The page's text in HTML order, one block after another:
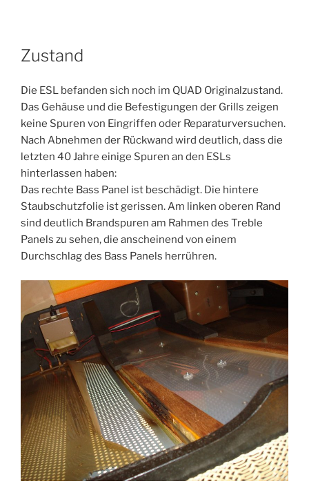
Zustand
Die ESL befanden sich noch im QUAD Originalzustand.
Das Gehäuse und die Befestigungen der Grills zeigen
keine Spuren von Eingriffen oder Reparaturversuchen.
Nach Abnehmen der Rückwand wird deutlich, dass die
letzten 40 Jahre einige Spuren an den ESLs
hinterlassen haben:
Das rechte Bass Panel ist beschädigt. Die hintere
Staubschutzfolie ist gerissen. Am linken oberen Rand
sind deutlich Brandspuren am Rahmen des Treble
Panels zu sehen, die anscheinend von einem
Durchschlag des Bass Panels herrühren.